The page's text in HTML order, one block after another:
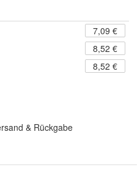
7,09 €
8,52 €
8,52 €
& Rückgabe